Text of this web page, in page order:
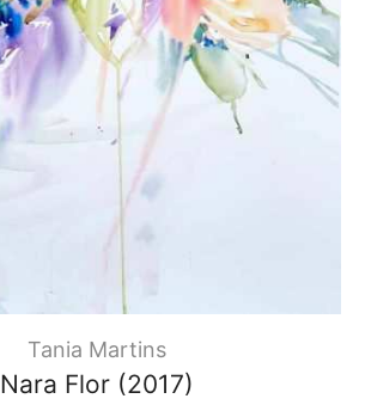
Tania Martins
Nara Flor (2017)